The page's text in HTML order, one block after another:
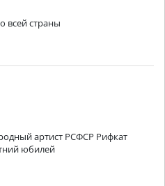
всей страны
артист РСФСР Рифкат
юбилей